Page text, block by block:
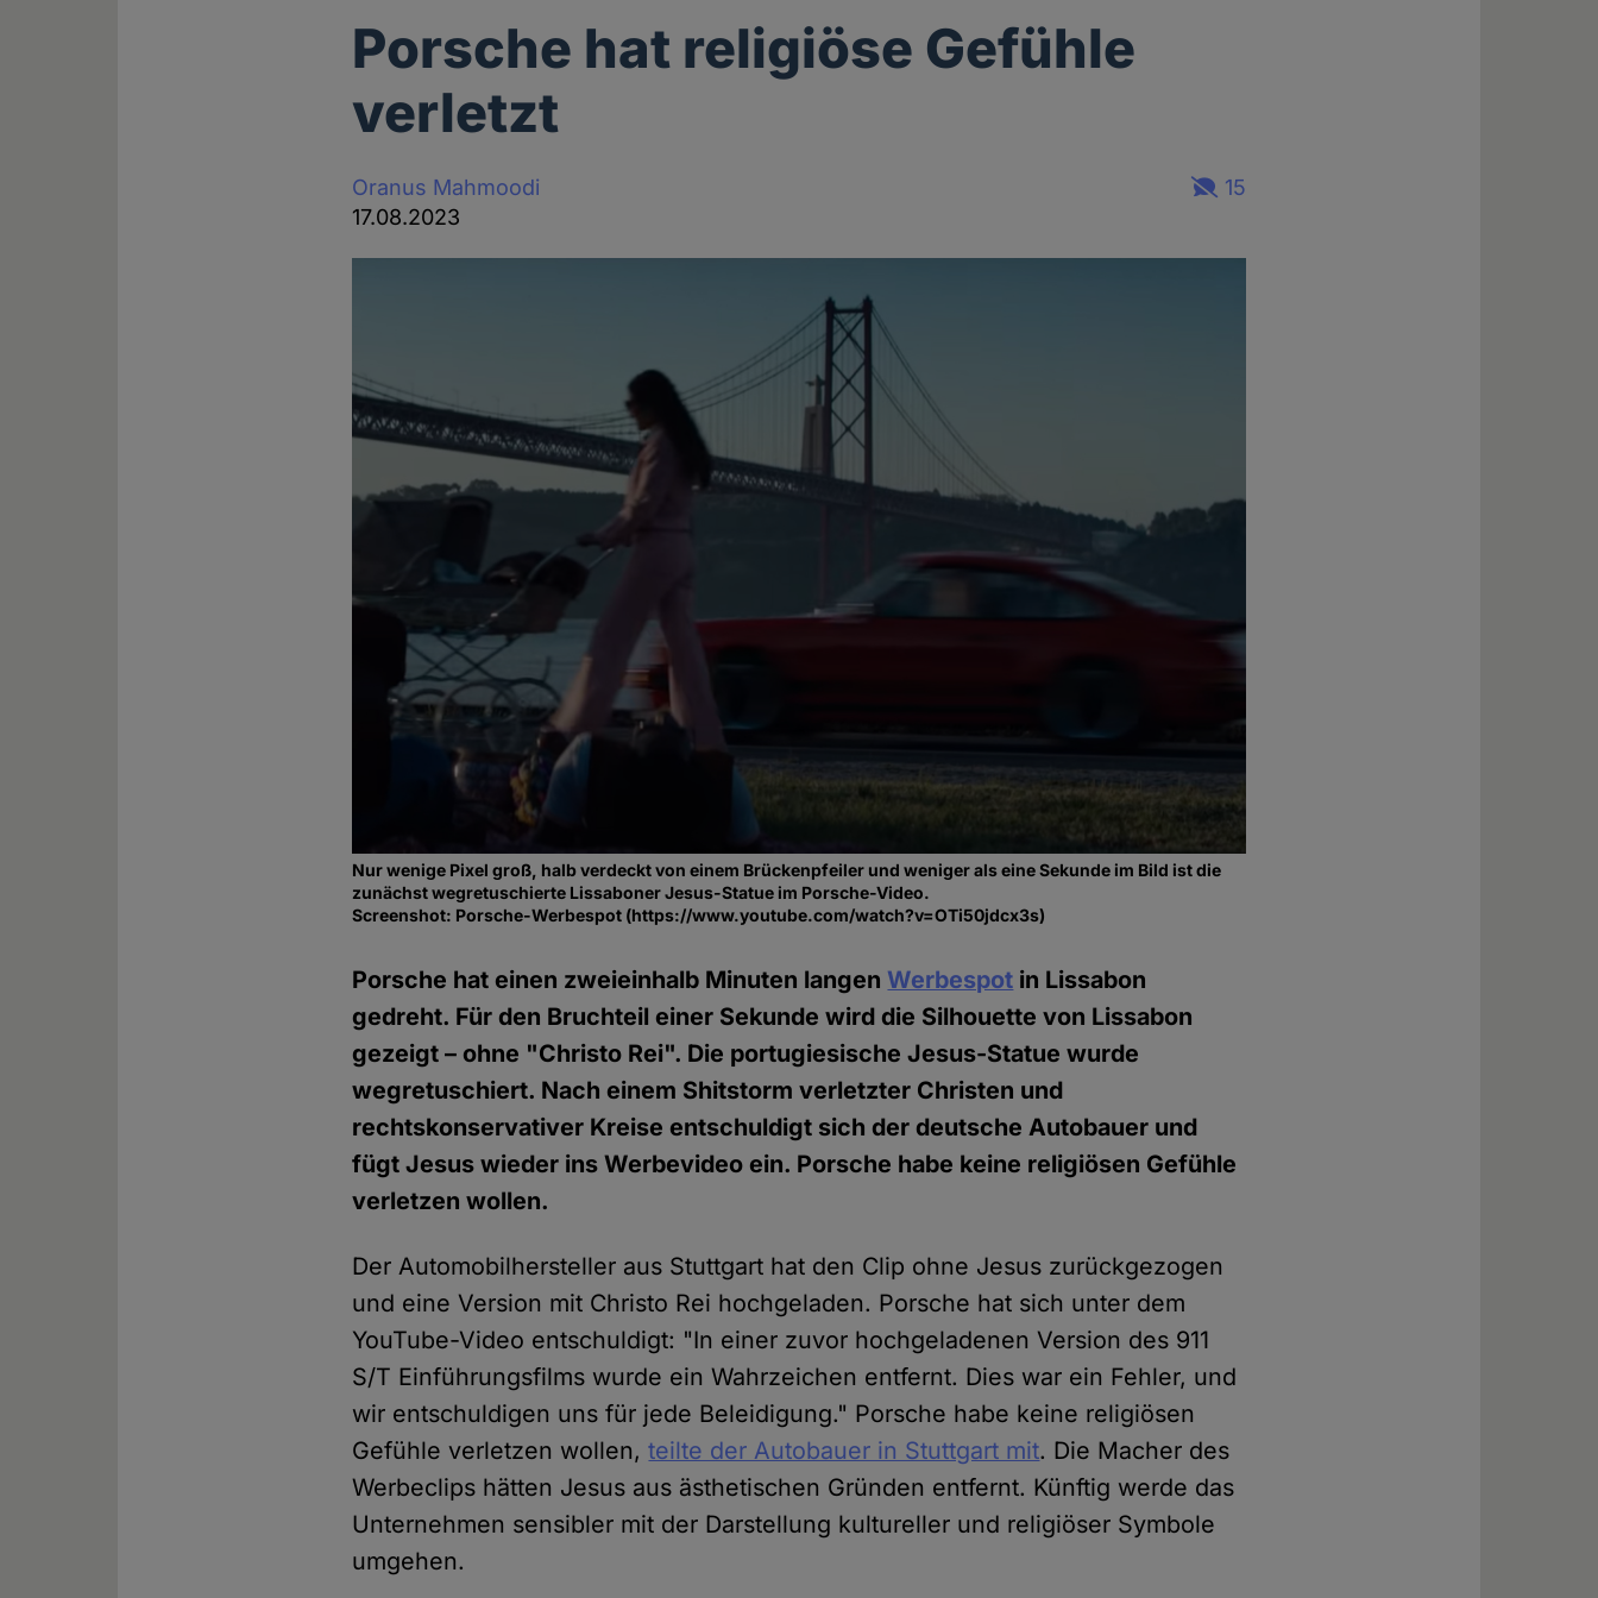
Porsche hat religiöse Gefühle
verletzt
Oranus Mahmoodi
17.08.2023
15
Nur wenige Pixel groß, halb verdeckt von einem Brückenpfeiler und weniger als eine Sekunde im Bild ist die
zunächst wegretuschierte Lissaboner Jesus-Statue im Porsche-Video.
Screenshot: Porsche-Werbespot (https://www.youtube.com/watch?v=OTi50jdcx3s)
Porsche hat einen zweieinhalb Minuten langen Werbespot in Lissabon
gedreht. Für den Bruchteil einer Sekunde wird die Silhouette von Lissabon
gezeigt – ohne "Christo Rei". Die portugiesische Jesus-Statue wurde
wegretuschiert. Nach einem Shitstorm verletzter Christen und
rechtskonservativer Kreise entschuldigt sich der deutsche Autobauer und
fügt Jesus wieder ins Werbevideo ein. Porsche habe keine religiösen Gefühle
verletzen wollen.
Der Automobilhersteller aus Stuttgart hat den Clip ohne Jesus zurückgezogen
und eine Version mit Christo Rei hochgeladen. Porsche hat sich unter dem
YouTube-Video entschuldigt: "In einer zuvor hochgeladenen Version des 911
S/T Einführungsfilms wurde ein Wahrzeichen entfernt. Dies war ein Fehler, und
wir entschuldigen uns für jede Beleidigung." Porsche habe keine religiösen
Gefühle verletzen wollen,teilte der Autobauer in Stuttgart mit. Die Macher des
Werbeclips hätten Jesus aus ästhetischen Gründen entfernt. Künftig werde das
Unternehmen sensibler mit der Darstellung kultureller und religiöser Symbole
umgehen.